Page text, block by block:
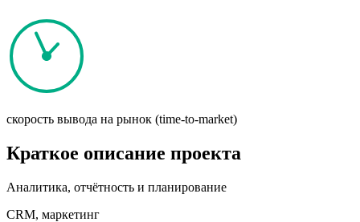
скорость вывода на рынок (time-to-market)
Краткое описание проекта
Аналитика, отчётность и планирование
CRM, маркетинг